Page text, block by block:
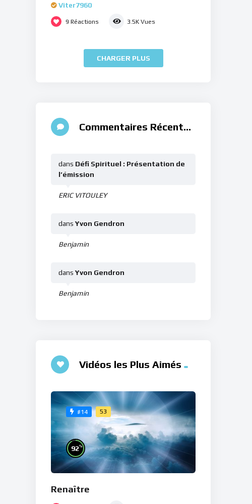
Viter7960
9 Réactions 3.5K Vues
CHARGER PLUS
Commentaires Récents
ERIC VITOULEY
dans Défi Spirituel : Présentation de
l’émission
Benjamin
dansYvon Gendron
Benjamin
dansYvon Gendron
Vidéos les Plus Aimés
#14 53
92%
Renaître